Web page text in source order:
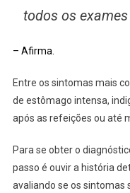
todos os
– Afirma.
Entre os sintomas mais
de estômago intensa,
após as refeições ou até
Para se obter o
passo é ouvir a história
avaliando se os sintomas